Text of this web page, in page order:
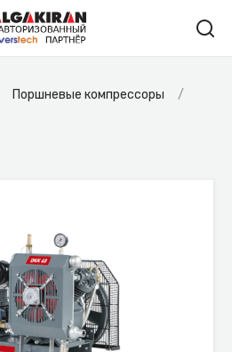
Поршневые компрессоры